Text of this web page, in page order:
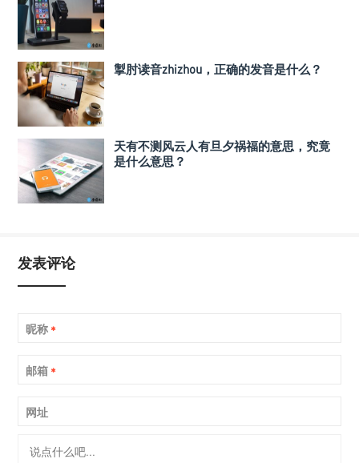
掣肘读音zhizhou，正确的发音是什么？
天有不测风云人有旦夕祸福的意思，究竟
是什么意思？
发表评论
昵称 *
邮箱 *
网址